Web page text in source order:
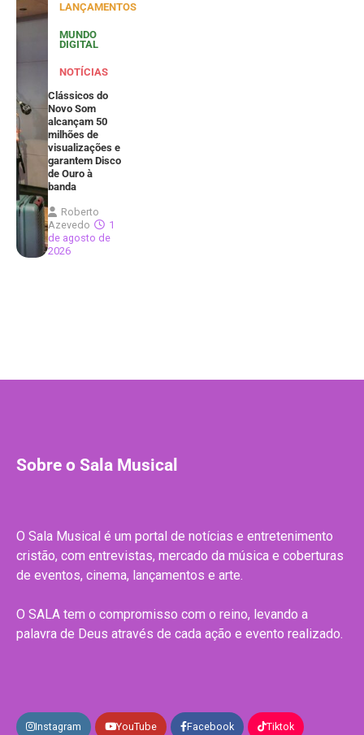
LANÇAMENTOS
MUNDO
DIGITAL
NOTÍCIAS
Clássicos do
Novo Som
alcançam 50
milhões de
visualizações e
garantem Disco
de Ouro à
banda
Roberto
Azevedo
1
de agosto de
2026
Sobre o Sala Musical
O Sala Musical é um portal de notícias e entretenimento
cristão, com entrevistas, mercado da música e coberturas
de eventos, cinema, lançamentos e arte.
O SALA tem o compromisso com o reino, levando a
palavra de Deus através de cada ação e evento realizado.
Instagram YouTube Facebook Tiktok